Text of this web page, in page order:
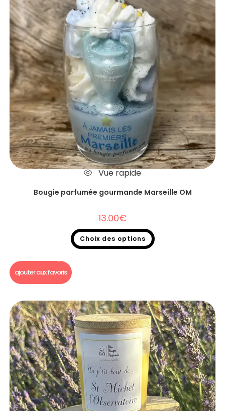
Vue rapide
Bougie parfumée gourmande Marseille OM
13.00€
Choix des options
ajouter aux favoris